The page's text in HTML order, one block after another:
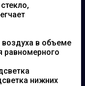
воздуха в объеме
равномерного
нижних